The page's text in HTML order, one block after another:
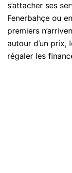
s’attacher ses
Fenerbahçe ou
premiers
autour d’un prix,
régaler les